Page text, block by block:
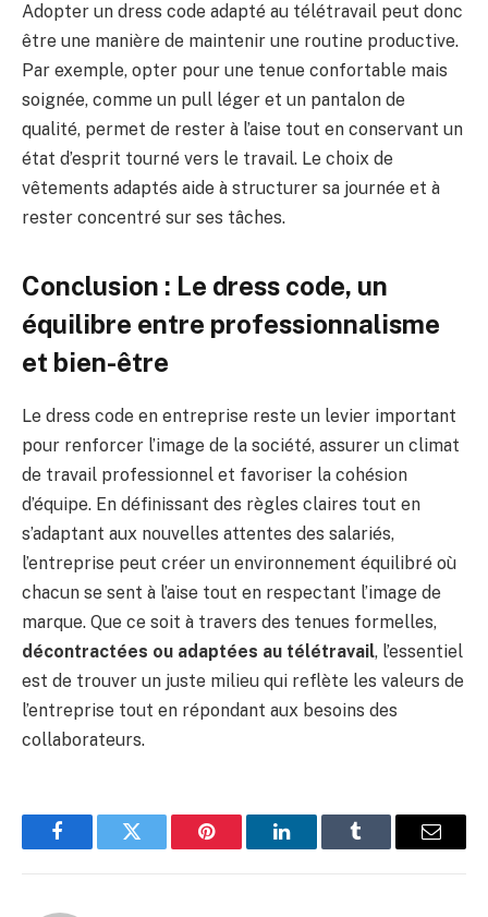
Adopter un dress code adapté au télétravail peut donc
être une manière de maintenir une routine productive.
Par exemple, opter pour une tenue confortable mais
soignée, comme un pull léger et un pantalon de
qualité, permet de rester à l’aise tout en conservant un
état d’esprit tourné vers le travail. Le choix de
vêtements adaptés aide à structurer sa journée et à
rester concentré sur ses tâches.
Conclusion : Le dress code, un
équilibre entre professionnalisme
et bien-être
Le dress code en entreprise reste un levier important
pour renforcer l’image de la société, assurer un climat
de travail professionnel et favoriser la cohésion
d’équipe. En définissant des règles claires tout en
s’adaptant aux nouvelles attentes des salariés,
l’entreprise peut créer un environnement équilibré où
chacun se sent à l’aise tout en respectant l’image de
marque. Que ce soit à travers des tenues formelles,
décontractées ou adaptées au télétravail, l’essentiel
est de trouver un juste milieu qui reflète les valeurs de
l’entreprise tout en répondant aux besoins des
collaborateurs.
FacebookTwitter Pinterest LinkedInTumblr Email